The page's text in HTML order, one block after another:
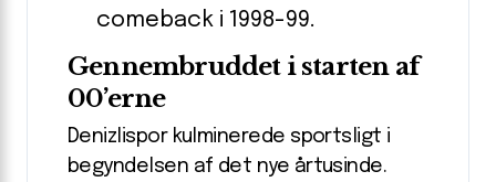
comeback i 1998-99.
Gennembruddet i starten af
00’erne
Denizlispor kulminerede sportsligt i
begyndelsen af det nye årtusinde.